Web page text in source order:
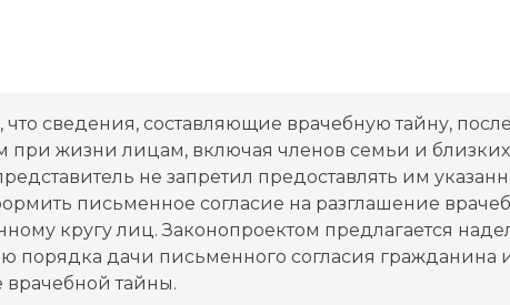
что сведения, составляющие врачебную тайну,
при жизни лицам, включая членов семьи и
не запретил предоставлять им
письменное согласие на разглашение
кругу лиц. Законопроектом предлагается
дачи письменного согласия гражданина
врачебной тайны.